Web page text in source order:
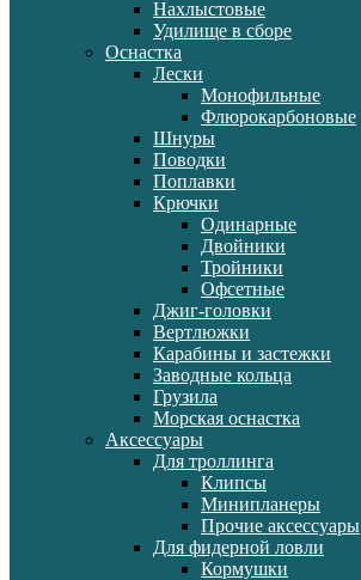
Нахлыстовые
Удилище в сборе
Оснастка
Лески
Монофильные
Флюрокарбоновые
Шнуры
Поводки
Поплавки
Крючки
Одинарные
Двойники
Тройники
Офсетные
Джиг-головки
Вертлюжки
Карабины и застежки
Заводные кольца
Грузила
Морская оснастка
Аксессуары
Для троллинга
Клипсы
Минипланеры
Прочие аксессуары
Для фидерной ловли
Кормушки